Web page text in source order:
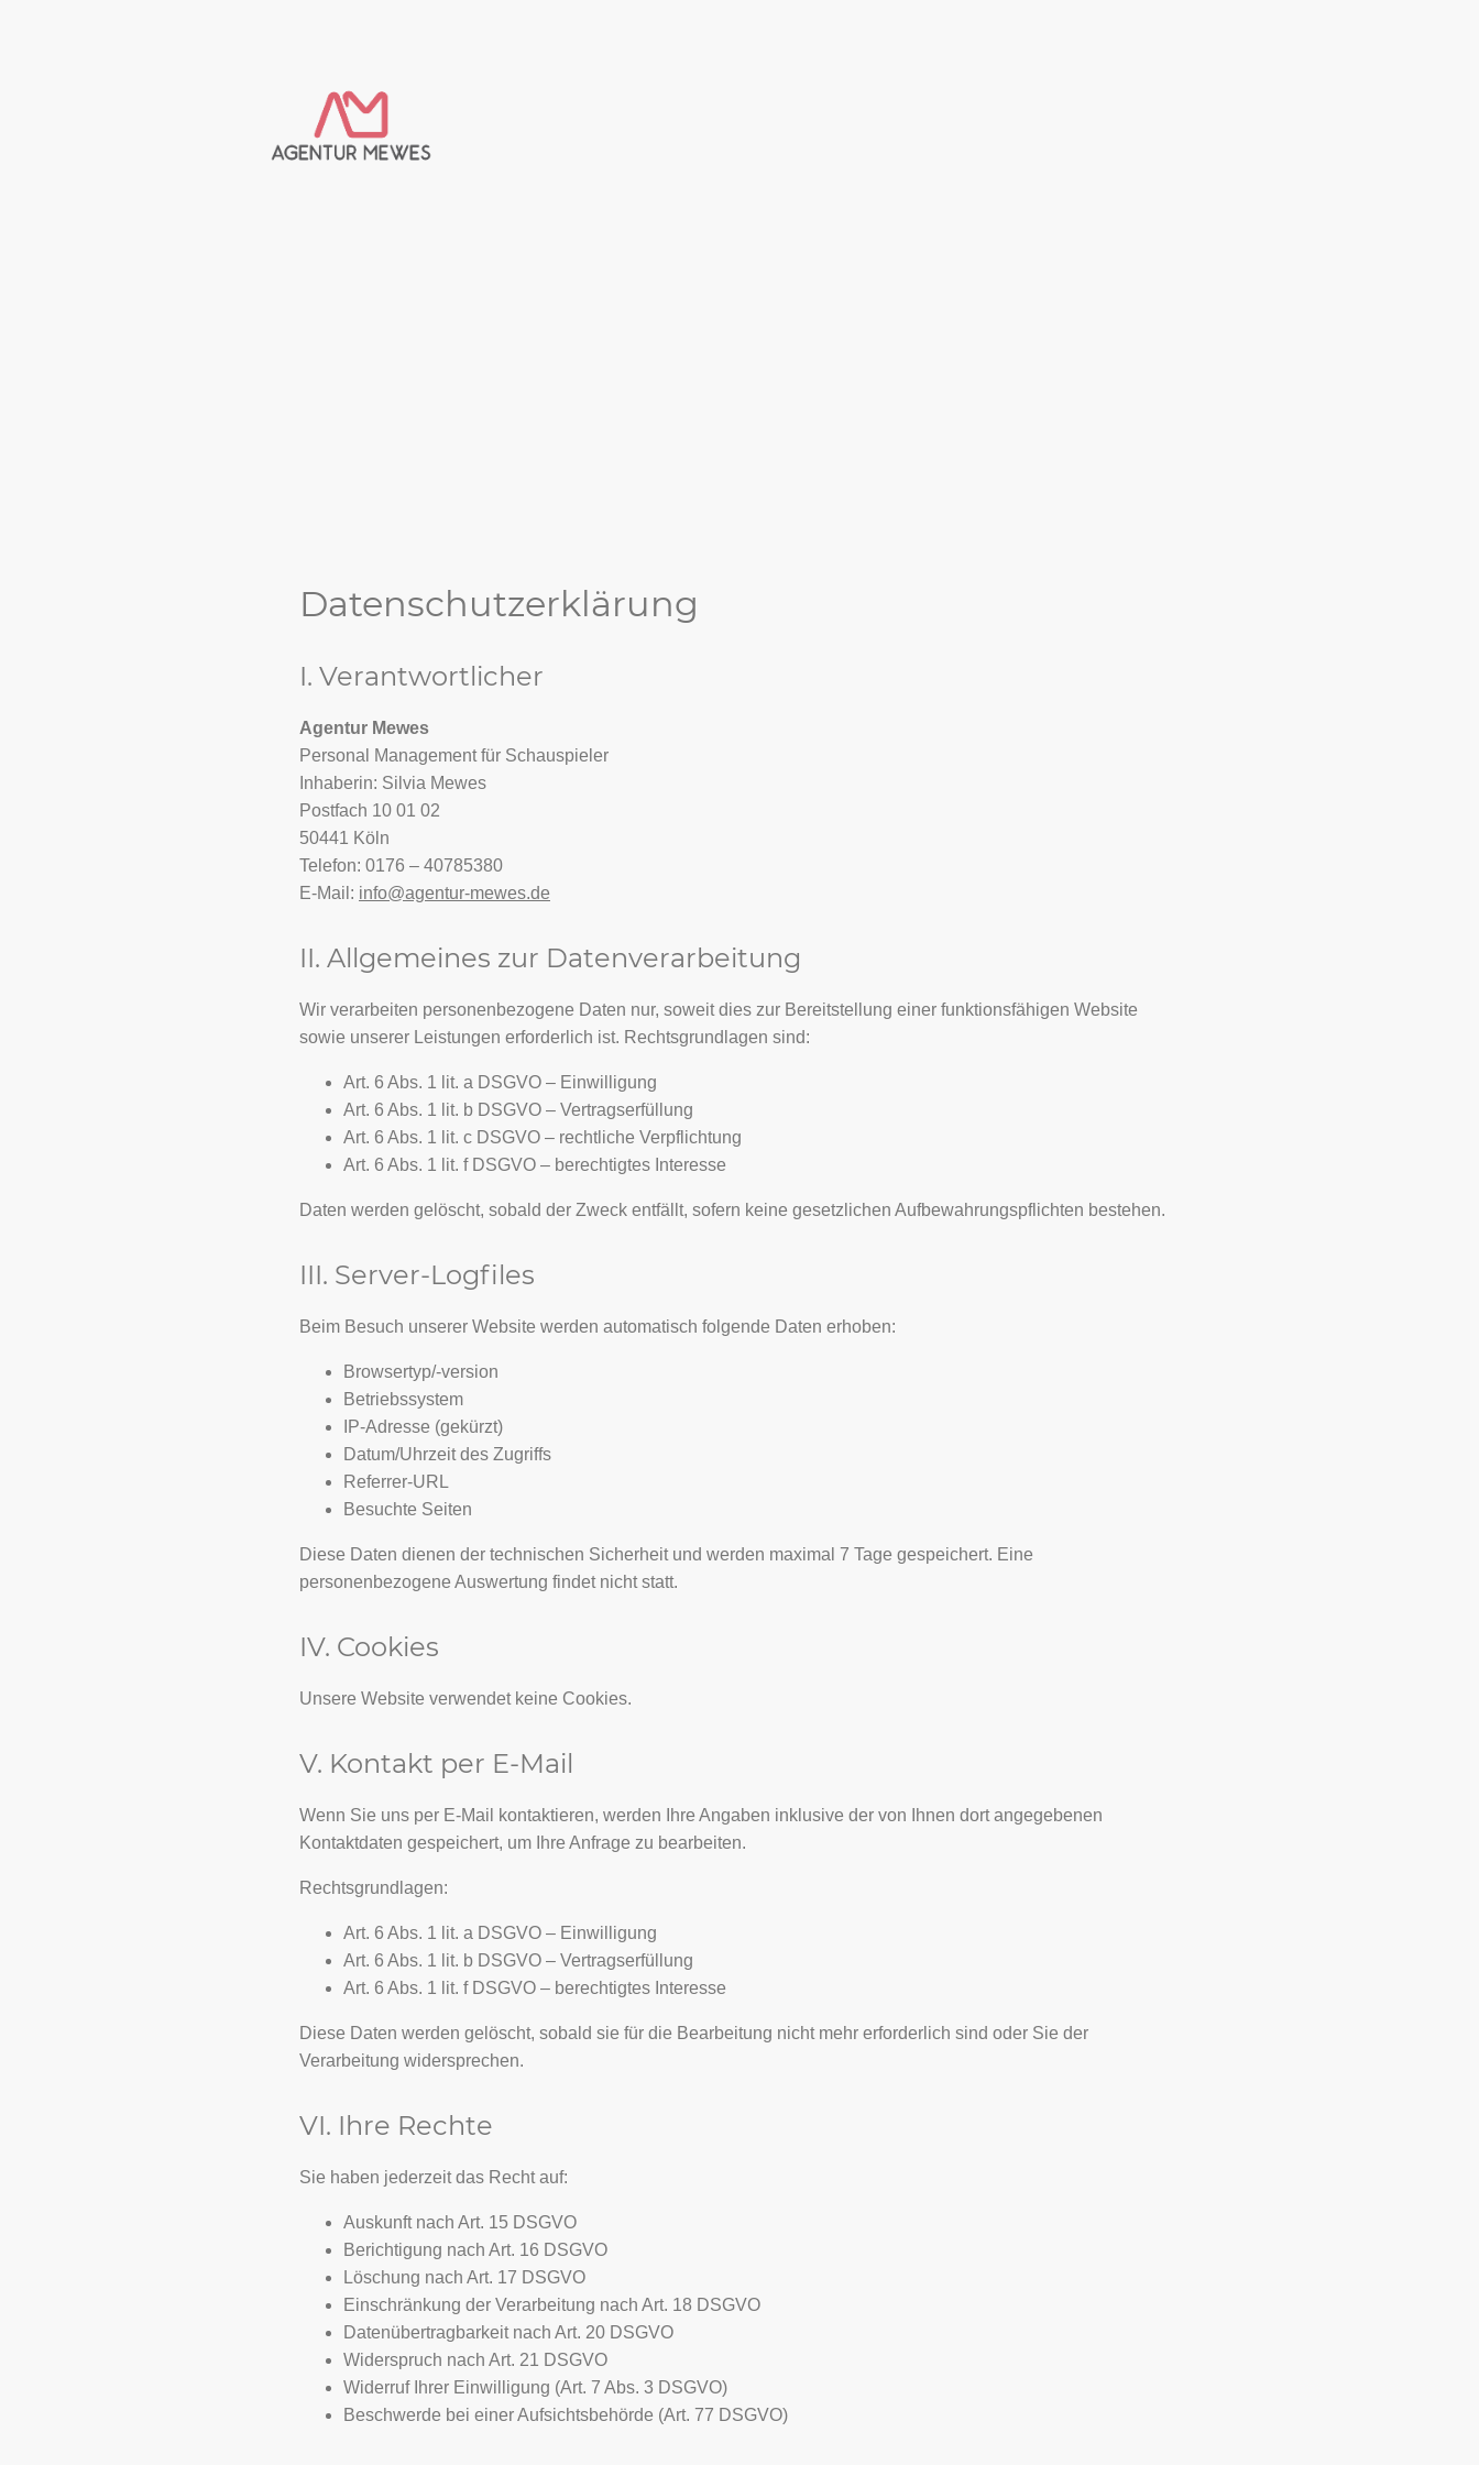
Datenschutzerklärung
I. Verantwortlicher
Agentur Mewes
Personal Management für Schauspieler
Inhaberin: Silvia Mewes
Postfach 10 01 02
50441 Köln
Telefon: 0176 – 40785380
E-Mail: info@agentur-mewes.de
II. Allgemeines zur Datenverarbeitung
Wir verarbeiten personenbezogene Daten nur, soweit dies zur Bereitstellung einer funktionsfähigen Website
sowie unserer Leistungen erforderlich ist. Rechtsgrundlagen sind:
Art. 6 Abs. 1 lit. a DSGVO – Einwilligung
Art. 6 Abs. 1 lit. b DSGVO – Vertragserfüllung
Art. 6 Abs. 1 lit. c DSGVO – rechtliche Verpflichtung
Art. 6 Abs. 1 lit. f DSGVO – berechtigtes Interesse
Daten werden gelöscht, sobald der Zweck entfällt, sofern keine gesetzlichen Aufbewahrungspflichten bestehen.
III. Server-Logfiles
Beim Besuch unserer Website werden automatisch folgende Daten erhoben:
Browsertyp/-version
Betriebssystem
IP-Adresse (gekürzt)
Datum/Uhrzeit des Zugriffs
Referrer-URL
Besuchte Seiten
Diese Daten dienen der technischen Sicherheit und werden maximal 7 Tage gespeichert. Eine
personenbezogene Auswertung findet nicht statt.
IV. Cookies
Unsere Website verwendet keine Cookies.
V. Kontakt per E-Mail
Wenn Sie uns per E-Mail kontaktieren, werden Ihre Angaben inklusive der von Ihnen dort angegebenen
Kontaktdaten gespeichert, um Ihre Anfrage zu bearbeiten.
Rechtsgrundlagen:
Art. 6 Abs. 1 lit. a DSGVO – Einwilligung
Art. 6 Abs. 1 lit. b DSGVO – Vertragserfüllung
Art. 6 Abs. 1 lit. f DSGVO – berechtigtes Interesse
Diese Daten werden gelöscht, sobald sie für die Bearbeitung nicht mehr erforderlich sind oder Sie der
Verarbeitung widersprechen.
VI. Ihre Rechte
Sie haben jederzeit das Recht auf:
Auskunft nach Art. 15 DSGVO
Berichtigung nach Art. 16 DSGVO
Löschung nach Art. 17 DSGVO
Einschränkung der Verarbeitung nach Art. 18 DSGVO
Datenübertragbarkeit nach Art. 20 DSGVO
Widerspruch nach Art. 21 DSGVO
Widerruf Ihrer Einwilligung (Art. 7 Abs. 3 DSGVO)
Beschwerde bei einer Aufsichtsbehörde (Art. 77 DSGVO)